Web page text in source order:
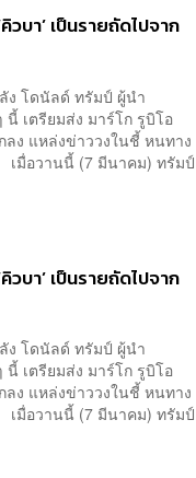
บา’ เป็นรายถัดไปจาก
โดนัลด์ ทรัมป์ ผู้นำ
นี้ เตรียมส่ง มาร์โก รูบิโอ
ลง แหล่งข่าววงในชี้ หนทาง
เมื่อวานนี้ (7 มีนาคม) ทรัมป์
บา’ เป็นรายถัดไปจาก
โดนัลด์ ทรัมป์ ผู้นำ
นี้ เตรียมส่ง มาร์โก รูบิโอ
ลง แหล่งข่าววงในชี้ หนทาง
เมื่อวานนี้ (7 มีนาคม) ทรัมป์